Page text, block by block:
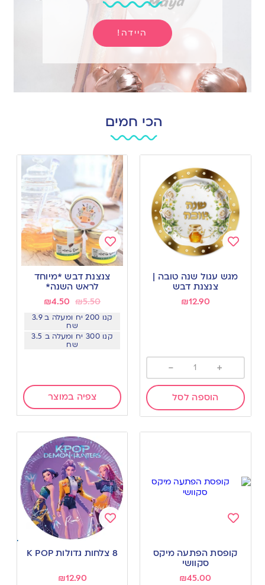
היידה!
הכי חמים
to
wishlist
מגש עגול שנה טובה |
צנצנת דבש
₪12.90
+
-
הוספה לסל
Add
wishlist
צנצנת דבש *מיוחד
לראש השנה*
₪5.50
₪4.50
קנו 200 יח ומעלה ב 3.9
שח
קנו 300 יח ומעלה ב 3.5
שח
צפיה במוצר
to
wishlist
קופסת הפתעה מיקס
סקוושי
₪45.00
to
wishlist
8 צלחות גדולות K POP
₪12.90